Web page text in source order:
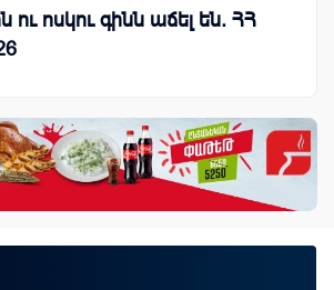
ու ոսկու գինն աճել են. ՀՀ